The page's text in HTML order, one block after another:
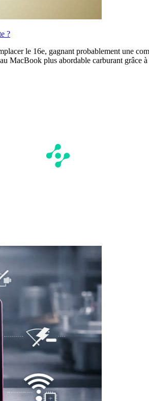
?
le 16e, gagnant probablement une
MacBook plus abordable carburant grâce à